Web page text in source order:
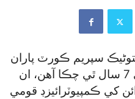
سپريم ڪورٽ پاران
سندن حق ۾ ڏنل فيصلي کي 7 سال ٿي چڪا آهن، ان
کي ڪمپيوٽرائيزڊ قومي